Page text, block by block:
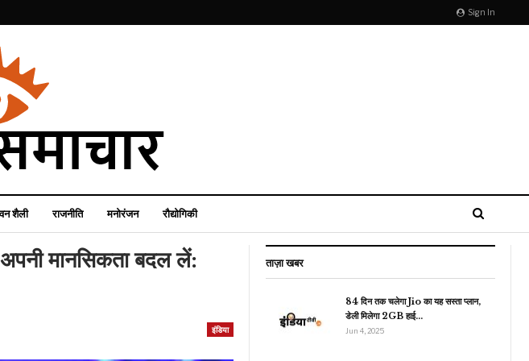
Sign In
शैली राजनीति मनोरंजन रौद्योगिकी
मानसिकता बदल लें:
इंडिया
ताज़ा खबर
84 दिन तक चलेगा Jio का यह सस्ता प्लान,
डेली मिलेगा 2GB हाई…
Jun 4, 2025
Samsung ने पेश किए